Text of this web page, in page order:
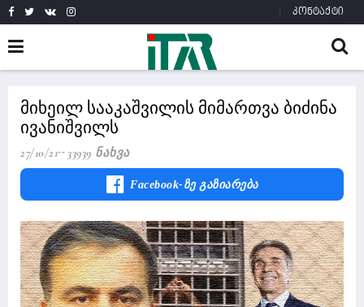
კონტაქტი
მიხეილ სააკაშვილის მიმართვა ბიძინა
ივანიშვილს
27/10/21 33939 Ნახვა
Facebook-Ზე Გაზიარება